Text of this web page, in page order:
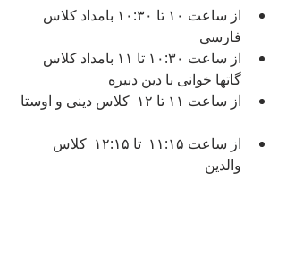
از ساعت ۱۰ تا ۱۰:۳۰ بامداد کلاس
فارسی
از ساعت ۱۰:۳۰ تا ۱۱ بامداد کلاس
گاتها خوانی با دین دبیره
از ساعت ۱۱ تا ۱۲  کلاس دینی و اوستا
از ساعت ۱۱:۱۵  تا ۱۲:۱۵  کلاس
والدین